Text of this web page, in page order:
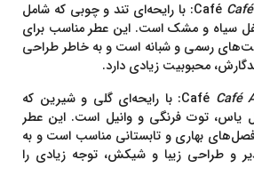
: با رایحه‌ای تند و چوبی که شامل
سیاه و مشک است. این عطر مناسب برای
رسمی و شبانه است و به خاطر طراحی
محبوبیت زیادی دارد.
Café
: با رایحه‌ای گلی و شیرین که
توت فرنگی و وانیل است. این عطر
فصل‌های بهاری و تابستانی مناسب است و به
و طراحی زیبا و شیکش، توجه زیادی را